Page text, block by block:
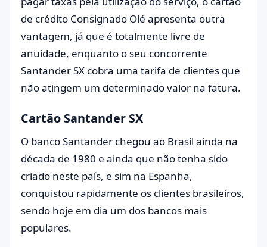
de crédito Consignado Olé apresenta outra
vantagem, já que é totalmente livre de
anuidade, enquanto o seu concorrente
Santander SX cobra uma tarifa de clientes que
não atingem um determinado valor na fatura.
Cartão Santander SX
O banco Santander chegou ao Brasil ainda na
década de 1980 e ainda que não tenha sido
criado neste país, e sim na Espanha,
conquistou rapidamente os clientes brasileiros,
sendo hoje em dia um dos bancos mais
populares.